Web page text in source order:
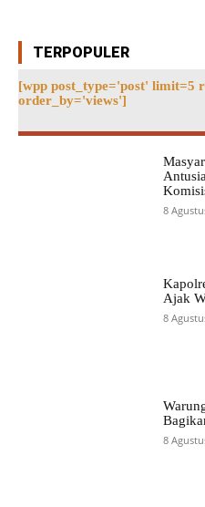
TERPOPULER
[wpp post_type='post' limit=5
order_by='views']
8
Ajak
8
8